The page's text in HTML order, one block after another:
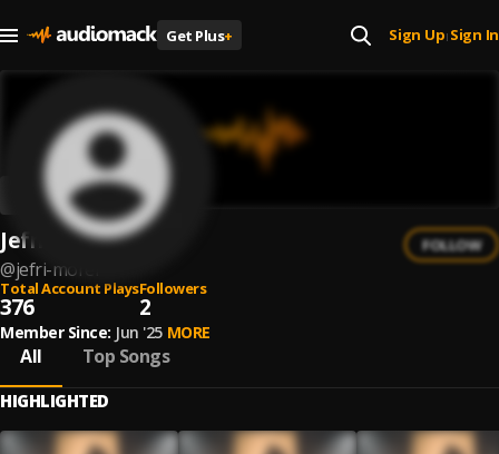
Get Plus+ Sign Up| Sign In
Jefri Morel
@jefri-morel
FOLLOW
Total Account Plays
376
Followers
2
Member Since: Jun '25 MORE
All Top Songs
HIGHLIGHTED